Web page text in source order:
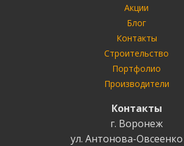
Акции
Блог
Контакты
Строительство
Портфолио
Производители
Контакты
г. Воронеж
ул. Антонова-Овсеенко